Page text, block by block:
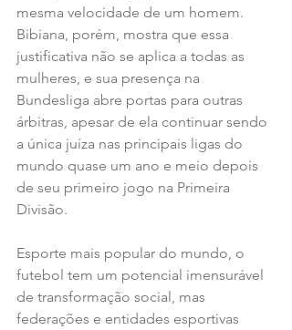
mesma velocidade de um homem.
Bibiana, porém, mostra que essa
justificativa não se aplica a todas as
mulheres, e sua presença na
Bundesliga abre portas para outras
árbitras, apesar de ela continuar sendo
a única juíza nas principais ligas do
mundo quase um ano e meio depois
de seu primeiro jogo na Primeira
Divisão.
Esporte mais popular do mundo, o
futebol tem um potencial imensurável
de transformação social, mas
federações e entidades esportivas